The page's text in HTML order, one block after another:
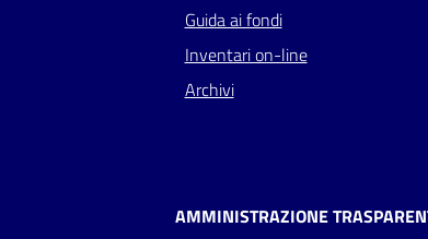
Guida ai fondi
Inventari on-line
Archivi
AMMINISTRAZIONE